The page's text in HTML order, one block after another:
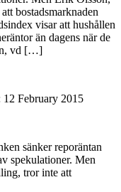
bostadsmarknaden
visar att hushållen
än dagens när de
vd […]
12 February 2015
sänker reporäntan
spekulationer. Men
tror inte att